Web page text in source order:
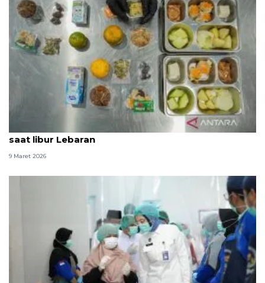
BGN: MBG bagi balita dan ibu hamil tetap berjalan
saat libur Lebaran
9 Maret 2026